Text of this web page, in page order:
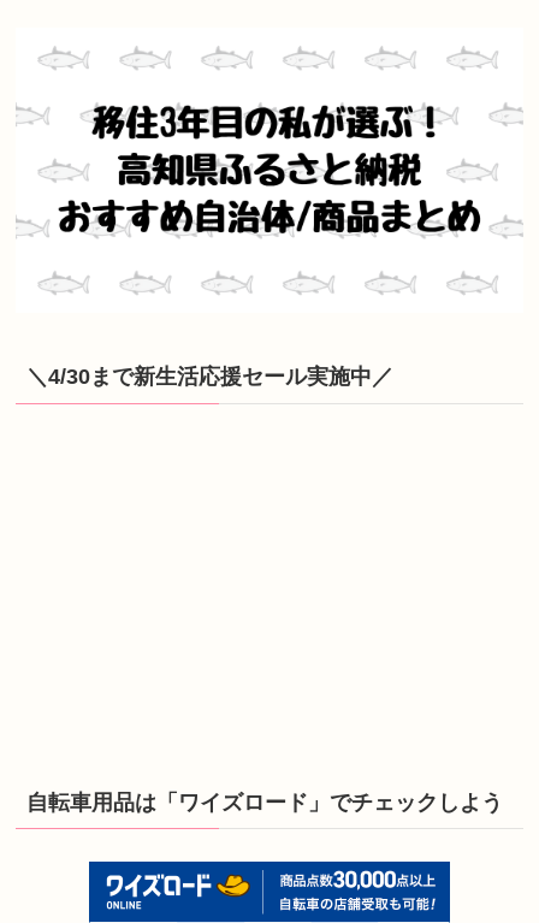
＼4/30まで新生活応援セール実施中／
自転車用品は「ワイズロード」でチェックしよう